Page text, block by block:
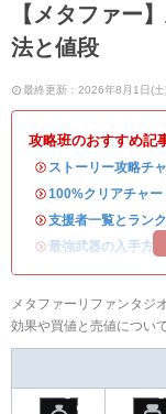
【メタファー
法と値段
最終更新：2026年8月1日(
攻略班のおすすめ記
・ ストーリー攻略チ
・100%クリアチャー
・支援者一覧とラン
・最強武器の入手方法
メタファーリファンタジ
効果や買値と売値につい